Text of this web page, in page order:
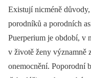
Existují nicméně
porodníků a porodních
Puerperium je období, v
v životě ženy významně
onemocnění. Poporodní